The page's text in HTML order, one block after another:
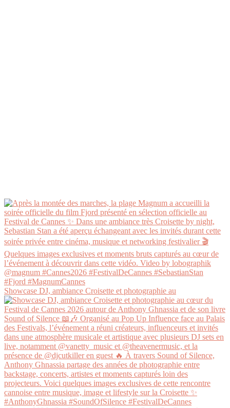
Showcase DJ, ambiance Croisette et photographie au